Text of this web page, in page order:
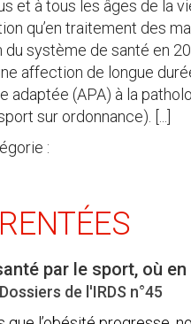
et à tous les âges de la
qu’en traitement des
système de santé en
affection de longue
adaptée (APA) à la
sur ordonnance). [...]
:
par le sport, où
de l'IRDS n°45